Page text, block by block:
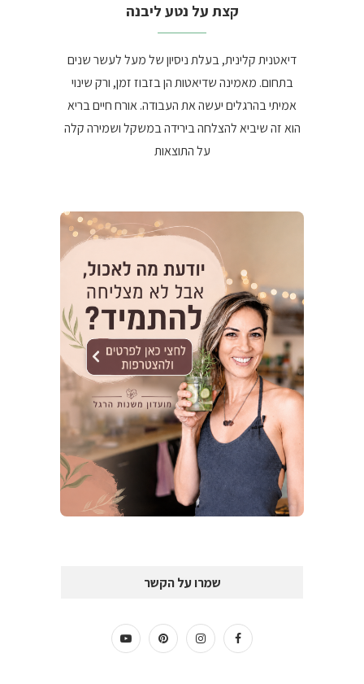
קצת על נטע ליבנה
דיאטנית קלינית, בעלת ניסיון של מעל לעשר שנים
בתחום. מאמינה שדיאטות הן בזבוז זמן, ורק שינוי
אמיתי בהרגלים יעשה את העבודה. אורח חיים בריא
הוא זה שיביא להצלחה בירידה במשקל ושמירה קלה
על התוצאות
שמרו על הקשר